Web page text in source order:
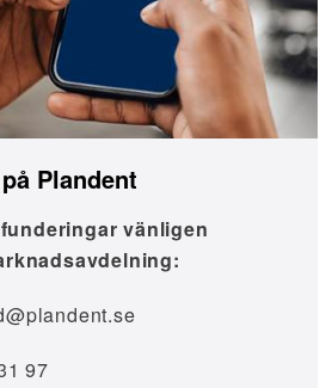
Plandent
vänligen
97